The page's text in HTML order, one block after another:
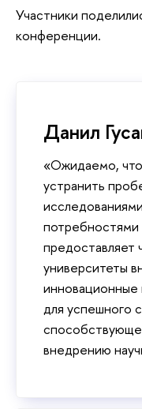
Участники
конференции.
Данил
«Ожидаемо,
устранить
потребностями
предоставляет
университеты
инновационные
для успешного
внедрению